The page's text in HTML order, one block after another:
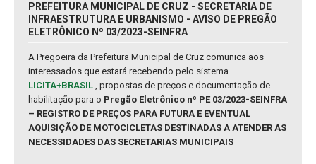
PREFEITURA MUNICIPAL DE CRUZ - SECRETARIA DE
INFRAESTRUTURA E URBANISMO - AVISO DE PREGÃO
ELETRÔNICO Nº 03/2023-SEINFRA
A Pregoeira da Prefeitura Municipal de Cruz comunica aos
interessados que estará recebendo pelo sistema
LICITA+BRASIL , propostas de preços e documentação de
habilitação para o Pregão Eletrônico nº PE 03/2023-SEINFRA
– REGISTRO DE PREÇOS PARA FUTURA E EVENTUAL
AQUISIÇÃO DE MOTOCICLETAS DESTINADAS A ATENDER AS
NECESSIDADES DAS SECRETARIAS MUNICIPAIS